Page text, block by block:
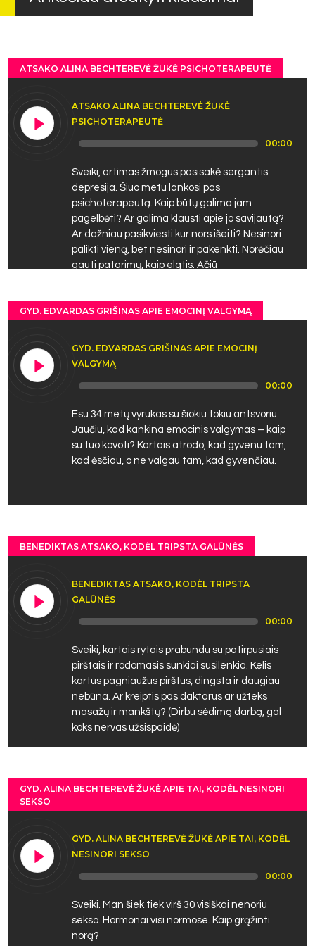
ATSAKO ALINA BECHTEREVĖ ŽUKĖ PSICHOTERAPEUTĖ
ATSAKO ALINA BECHTEREVĖ ŽUKĖ
PSICHOTERAPEUTĖ
00:00
Sveiki, artimas žmogus pasisakė sergantis
depresija. Šiuo metu lankosi pas
psichoterapeutą. Kaip būtų galima jam
pagelbėti? Ar galima klausti apie jo savijautą?
Ar dažniau pasikviesti kur nors išeiti? Nesinori
palikti vieną, bet nesinori ir pakenkti. Norėčiau
gauti patarimų, kaip elgtis. Ačiū
GYD. EDVARDAS GRIŠINAS APIE EMOCINĮ VALGYMĄ
GYD. EDVARDAS GRIŠINAS APIE EMOCINĮ
VALGYMĄ
00:00
Esu 34 metų vyrukas su šiokiu tokiu antsvoriu.
Jaučiu, kad kankina emocinis valgymas – kaip
su tuo kovoti? Kartais atrodo, kad gyvenu tam,
kad ėsčiau, o ne valgau tam, kad gyvenčiau.
BENEDIKTAS ATSAKO, KODĖL TRIPSTA GALŪNĖS
BENEDIKTAS ATSAKO, KODĖL TRIPSTA
GALŪNĖS
00:00
Sveiki, kartais rytais prabundu su patirpusiais
pirštais ir rodomasis sunkiai susilenkia. Kelis
kartus pagniaužus pirštus, dingsta ir daugiau
nebūna. Ar kreiptis pas daktarus ar užteks
masažų ir mankštų? (Dirbu sėdimą darbą, gal
koks nervas užsispaidė)
GYD. ALINA BECHTEREVĖ ŽUKĖ APIE TAI, KODĖL NESINORI
SEKSO
GYD. ALINA BECHTEREVĖ ŽUKĖ APIE TAI, KODĖL
NESINORI SEKSO
00:00
Sveiki. Man šiek tiek virš 30 visiškai nenoriu
sekso. Hormonai visi normose. Kaip grąžinti
norą?